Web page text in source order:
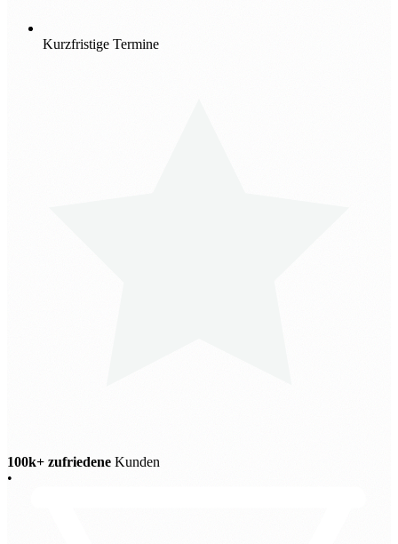
Kurzfristige Termine
100k+ zufriedene Kunden
•